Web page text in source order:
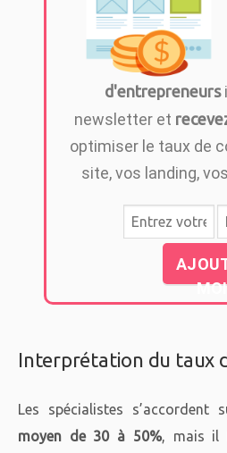
d'entrepreneurs
newsletter et
optimiser le taux de
site, vos landing,
Interprétation du taux
Les spécialistes s’accordent
moyen de 30 à 50%, mais il